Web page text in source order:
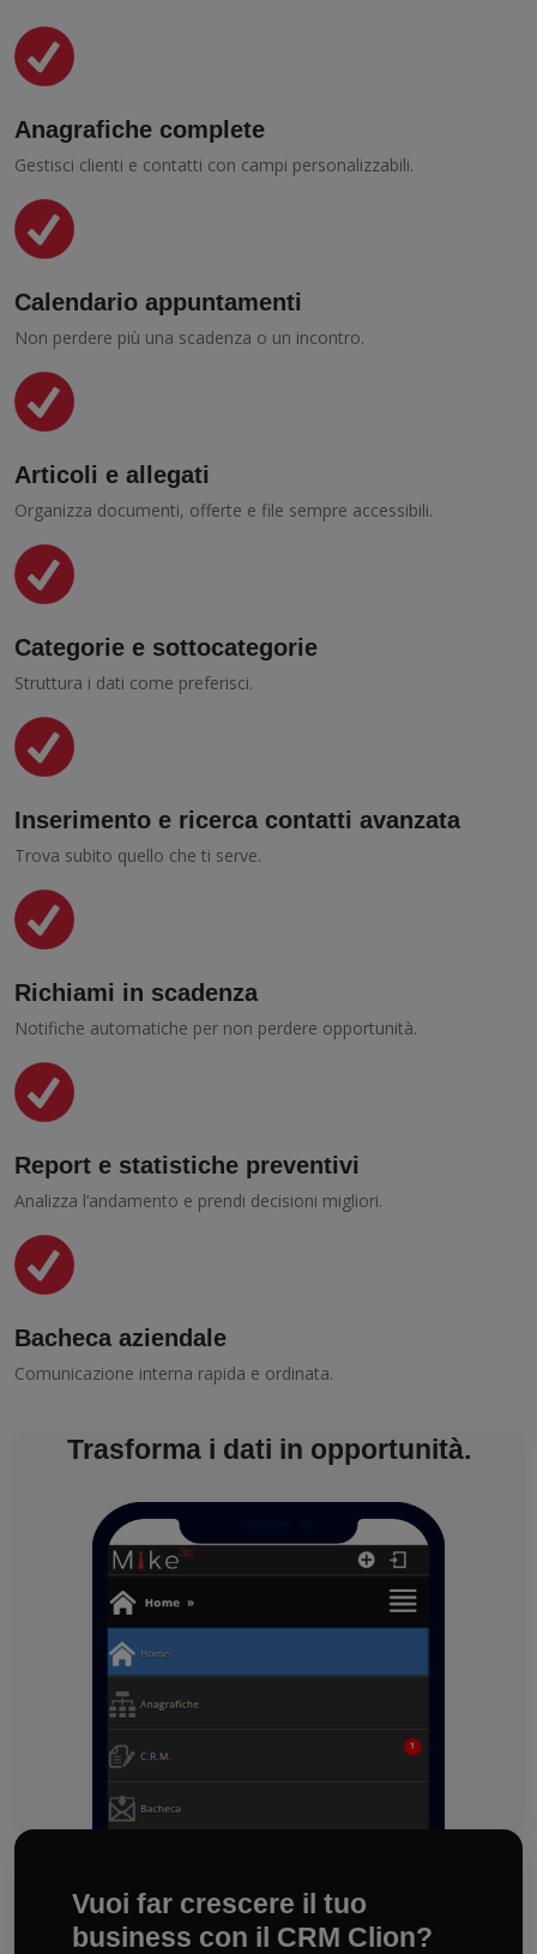
Anagrafiche complete
Gestisci clienti e contatti con campi personalizzabili.
Calendario appuntamenti
Non perdere più una scadenza o un incontro.
Articoli e allegati
Organizza documenti, offerte e file sempre accessibili.
Categorie e sottocategorie
Struttura i dati come preferisci.
Inserimento e ricerca contatti avanzata
Trova subito quello che ti serve.
Richiami in scadenza
Notifiche automatiche per non perdere opportunità.
Report e statistiche preventivi
Analizza l’andamento e prendi decisioni migliori.
Bacheca aziendale
Comunicazione interna rapida e ordinata.
Trasforma i dati in opportunità.
Vuoi far crescere il tuo
business con il CRM Clion?